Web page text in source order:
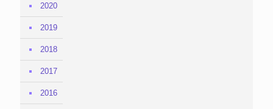
2020
2019
2018
2017
2016